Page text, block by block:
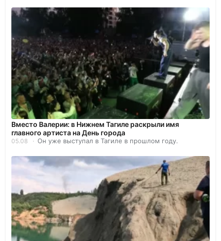
Вместо Валерии: в Нижнем Тагиле раскрыли имя
главного артиста на День города
05.08 Он уже выступал в Тагиле в прошлом году.